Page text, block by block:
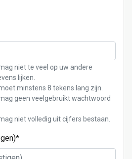
niet te veel op uw andere
lijken.
minstens 8 tekens lang zijn.
geen veelgebruikt wachtwoord
niet volledig uit cijfers bestaan.
*